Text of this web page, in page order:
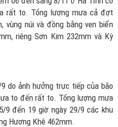
rất to. Tổng lượng mưa cả đợt
vùng núi và đồng bằng ven biển
riêng Sơn Kim 232mm và Kỳ
do ảnh hưởng trực tiếp của bão
to đến rất to. Tổng lượng mưa
đến 19 giờ ngày 29/9 các khu
Hương Khê 462mm.